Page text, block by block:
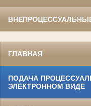
ГЛАВНАЯ
ПОДАЧА
ЭЛЕКТРОННОМ ВИДЕ